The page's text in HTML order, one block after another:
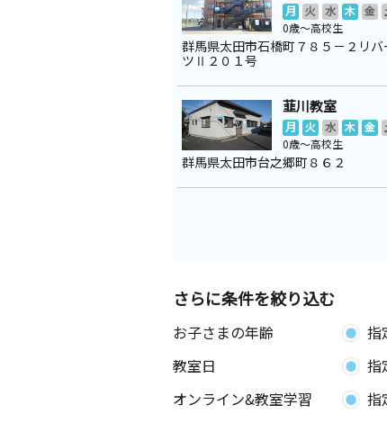
月 火 水 木 金
0歳～高校生
群馬県太田市石橋町７８５－２リバ
ツⅡ２０１号
韮川教室
月 火 水 木 金
0歳～高校生
群馬県太田市台之郷町８６２
さらに条件を絞り込む
お子さまの年齢 指
教室日
指
オンライン&教室学習
指